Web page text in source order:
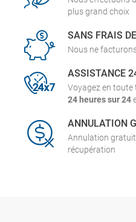
plus grand choix
SANS FRAIS
Nous ne
ASSISTANCE
Voyagez en
24 heures sur 24
ANNULATION
Annulation
récupération